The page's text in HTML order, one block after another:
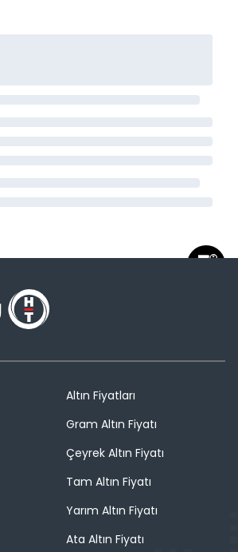
Altın Fiyatları
Gram Altın Fiyatı
Çeyrek Altın Fiyatı
Tam Altın Fiyatı
Yarım Altın Fiyatı
Ata Altın Fiyatı